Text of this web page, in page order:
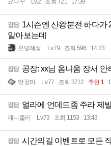
요나꾸 Lv.2 조회 721 17:39
잡담 1시즌엔 산왕분전 하다가
알아보는데
은빛혜성 Lv.79 조회 596 14:23
잡담 공장: xx님 옴니움 장서 안
맛꿀마 Lv.77 조회 3712 추천 1
잡담 얼라에 언데드좀 주라 제
페니졸리 Lv.73 조회 1153 13:43
잡담 시간의길 이벤트로 모든